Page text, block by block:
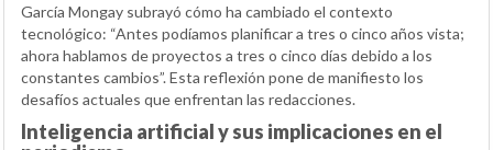
García Mongay subrayó cómo ha cambiado el contexto
tecnológico: “Antes podíamos planificar a tres o cinco años vista;
ahora hablamos de proyectos a tres o cinco días debido a los
constantes cambios”. Esta reflexión pone de manifiesto los
desafíos actuales que enfrentan las redacciones.
Inteligencia artificial y sus implicaciones en el